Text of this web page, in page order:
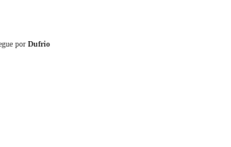
por Dufrio